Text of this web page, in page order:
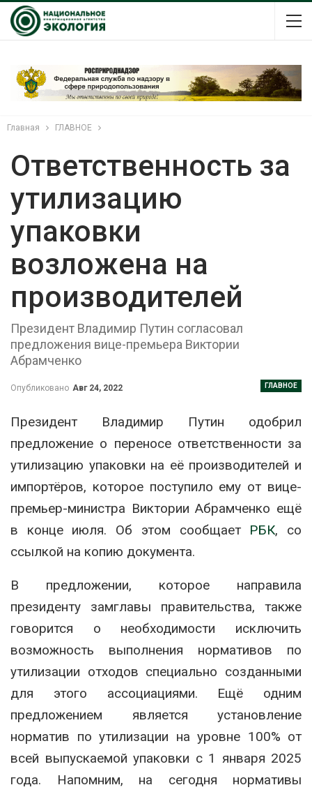
Главная ГЛАВНОЕ
Ответственность за
утилизацию
упаковки
возложена на
производителей
Президент Владимир Путин согласовал
предложения вице-премьера Виктории
Абрамченко
ГЛАВНОЕ
Опубликовано Авг 24, 2022
Президент Владимир Путин одобрил
предложение о переносе ответственности за
утилизацию упаковки на её производителей и
импортёров, которое поступило ему от вице-
премьер-министра Виктории Абрамченко ещё
в конце июля. Об этом сообщает РБК, со
ссылкой на копию документа.
В предложении, которое направила
президенту замглавы правительства, также
говорится о необходимости исключить
возможность выполнения нормативов по
утилизации отходов специально созданными
для этого ассоциациями. Ещё одним
предложением является установление
норматив по утилизации на уровне 100% от
всей выпускаемой упаковки с 1 января 2025
года. Напомним, на сегодня нормативы